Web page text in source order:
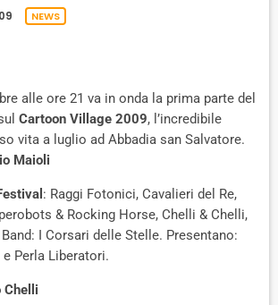
NEWS
alle ore 21 va in onda la prima parte del
Cartoon Village 2009, l’incredibile
vita a luglio ad Abbadia san Salvatore.
Maioli
: Raggi Fotonici, Cavalieri del Re,
& Rocking Horse, Chelli & Chelli,
I Corsari delle Stelle. Presentano:
Perla Liberatori.
Chelli